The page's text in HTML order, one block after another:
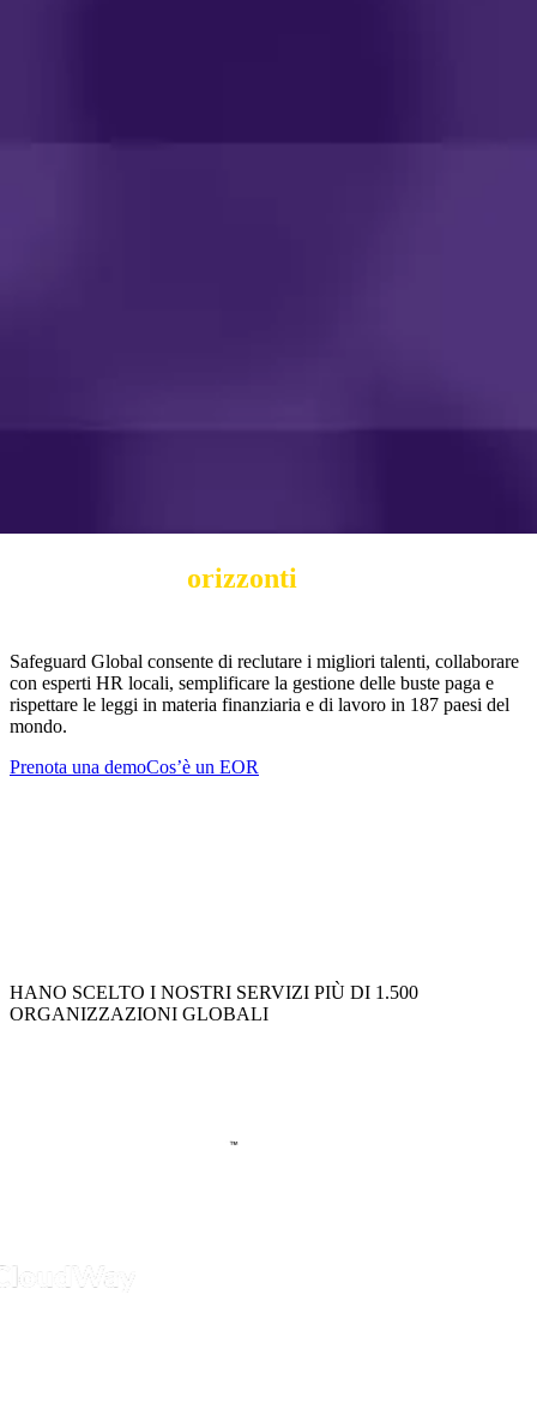
orizzonti
Safeguard Global consente di reclutare i migliori talenti, collaborare
con esperti HR locali, semplificare la gestione delle buste paga e
rispettare le leggi in materia finanziaria e di lavoro in 187 paesi del
mondo.
Prenota una demoCos’è un EOR
HANO SCELTO I NOSTRI SERVIZI PIÙ DI 1.500
ORGANIZZAZIONI GLOBALI